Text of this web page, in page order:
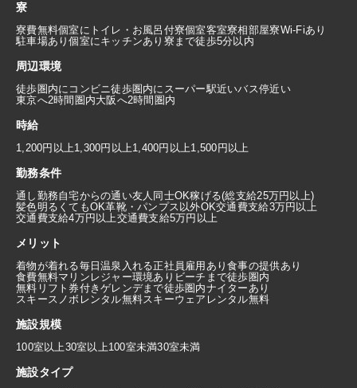
寮
寮費無料個室にトイレ・お風呂付寮個室客室寮相部屋寮Wi-Fiあり
駐車場あり個室にキッチンあり 寮まで徒歩5分以内
周辺環境
徒歩圏内にコンビニ徒歩圏内にスーパー駅近いバス停近い
東京へ2時間圏内大阪へ2時間圏内
時給
1,200円以上1,300円以上1,400円以上1,500円以上
勤務条件
通し勤務自宅からの通い友人同士OK稼げる(総支給25万円以上)
髪色明るくてもOK革靴・パンプス以外OK交通費支給3万円以上
交通費支給4万円以上交通費支給5万円以上
メリット
着物が着れる毎日温泉入れる正社員雇用あり食事の提供あり
食費無料マリンレジャー環境あり ビーチまで徒歩圏内
無料リフト券付きゲレンデまで徒歩圏内ナイターあり
スキースノボレンタル無料スキーウェアレンタル無料
施設規模
100室以上30室以上100室未満30室未満
施設タイプ